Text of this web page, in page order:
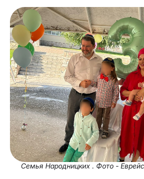
Семья Народницких . Фото -